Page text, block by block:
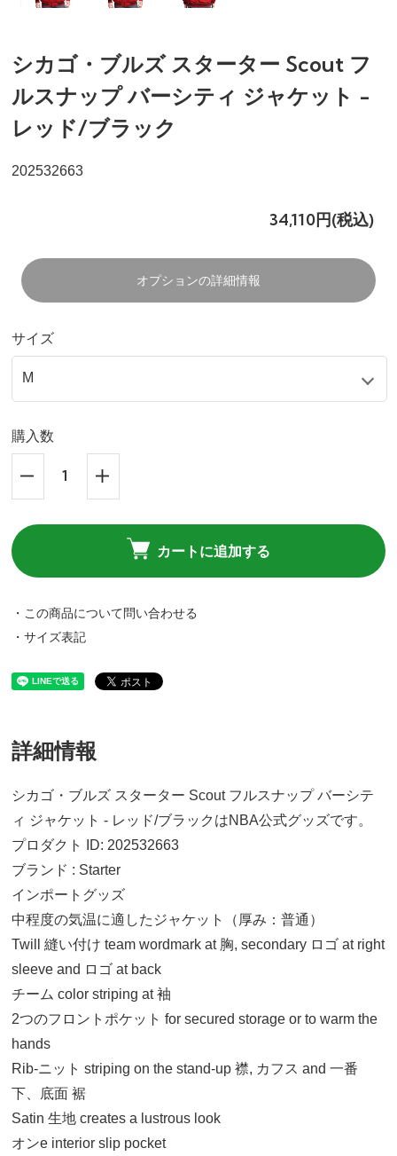
シカゴ・ブルズ スターター Scout フ
ルスナップ バーシティ ジャケット -
レッド/ブラック
202532663
34,110円(税込)
オプションの詳細情報
サイズ
購入数
カートに追加する
・この商品について問い合わせる
・サイズ表記
詳細情報
シカゴ・ブルズ スターター Scout フルスナップ バーシテ
ィ ジャケット - レッド/ブラックはNBA公式グッズです。
プロダクト ID: 202532663
ブランド : Starter
インポートグッズ
中程度の気温に適したジャケット（厚み：普通）
Twill 縫い付け team wordmark at 胸, secondary ロゴ at right
sleeve and ロゴ at back
チーム color striping at 袖
2つのフロントポケット for secured storage or to warm the
hands
Rib-ニット striping on the stand-up 襟, カフス and 一番
下、底面 裾
Satin 生地 creates a lustrous look
オンe interior slip pocket